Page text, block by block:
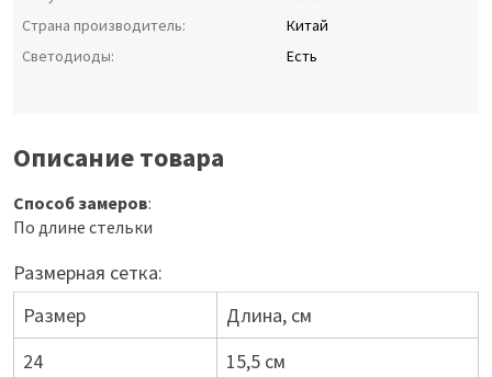
Страна производитель:
Китай
Светодиоды:
Есть
Описание товара
Способ замеров:
По длине стельки
Размерная сетка:
Размер
Длина, см
24
15,5 см